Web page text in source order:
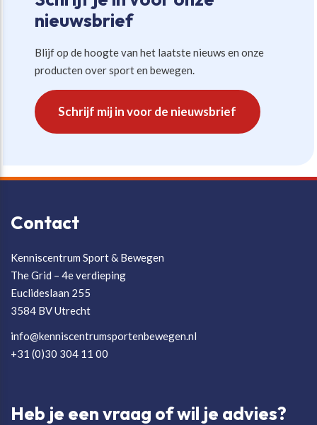
nieuwsbrief
Blijf op de hoogte van het laatste nieuws en onze
producten over sport en bewegen.
Schrijf mij in voor de nieuwsbrief
Contact
Kenniscentrum Sport & Bewegen
The Grid – 4e verdieping
Euclideslaan 255
3584 BV Utrecht
info@kenniscentrumsportenbewegen.nl
+31 (0)30 304 11 00
Heb je een vraag of wil je advies?